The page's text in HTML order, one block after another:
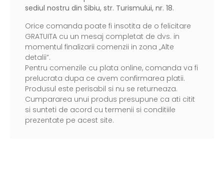
sediul nostru din Sibiu, str. Turismului, nr. 18.
Orice comanda poate fi insotita de o felicitare
GRATUITA cu un mesaj completat de dvs. in
momentul finalizarii comenzii in zona „Alte
detalii”.
Pentru comenzile cu plata online, comanda va fi
prelucrata dupa ce avem confirmarea platii.
Produsul este perisabil si nu se returneaza.
Cumpararea unui produs presupune ca ati citit
si sunteti de acord cu termenii si conditiile
prezentate pe acest site.